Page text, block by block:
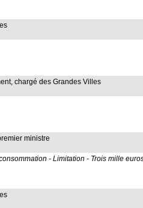
chargé des Grandes Villes
ministre
- Limitation - Trois mille